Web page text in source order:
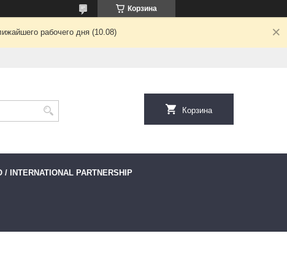
Корзина
рабочего дня (10.08)
Корзина
PARTNERSHIP